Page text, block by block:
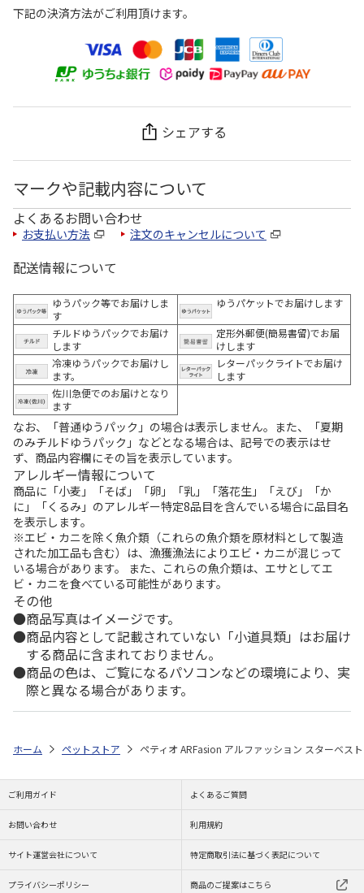
下記の決済方法がご利用頂けます。
シェアする
マークや記載内容について
よくあるお問い合わせ
お支払い方法 注文のキャンセルについて
配送情報について
ゆうパック等でお届けしま
す
ゆうパケットでお届けします
チルドゆうパックでお届け
します
定形外郵便(簡易書留)でお届
けします
冷凍ゆうパックでお届けし
ます。
レターパックライトでお届け
します
佐川急便でのお届けとなり
ます
なお、「普通ゆうパック」の場合は表示しません。また、「夏期
のみチルドゆうパック」などとなる場合は、記号での表示はせ
ず、商品内容欄にその旨を表示しています。
アレルギー情報について
商品に「小麦」「そば」「卵」「乳」「落花生」「えび」「か
に」「くるみ」のアレルギー特定8品目を含んでいる場合に品目名
を表示します。
※エビ・カニを除く魚介類（これらの魚介類を原材料として製造
された加工品も含む）は、漁獲漁法によりエビ・カニが混じって
いる場合があります。 また、これらの魚介類は、エサとしてエ
ビ・カニを食べている可能性があります。
その他
商品写真はイメージです。
商品内容として記載されていない「小道具類」はお届け
する商品に含まれておりません。
商品の色は、ご覧になるパソコンなどの環境により、実
際と異なる場合があります。
ホーム ペットストア ペティオ ARFasion アルファッション スターベス
ご利用ガイド よくあるご質問
お問い合わせ 利用規約
サイト運営会社について 特定商取引法に基づく表記について
プライバシーポリシー 商品のご提案はこちら